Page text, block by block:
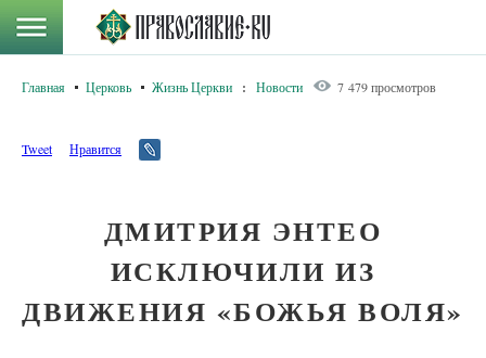
Главная Церковь Жизнь Церкви : Новости 7 479 просмотров
Tweet Нравится
ДМИТРИЯ ЭНТЕО
ИСКЛЮЧИЛИ ИЗ
ДВИЖЕНИЯ «БОЖЬЯ ВОЛЯ»